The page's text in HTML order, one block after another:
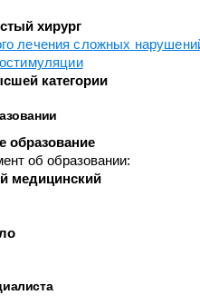
хирург
лечения сложных
категории
образование
об образовании:
медицинский